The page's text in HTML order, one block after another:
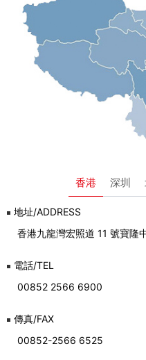
香港 深圳
地址/ADDRESS
香港九龍灣宏照道 11 號寶隆
電話/TEL
00852 2566 6900
傳真/FAX
00852-2566 6525